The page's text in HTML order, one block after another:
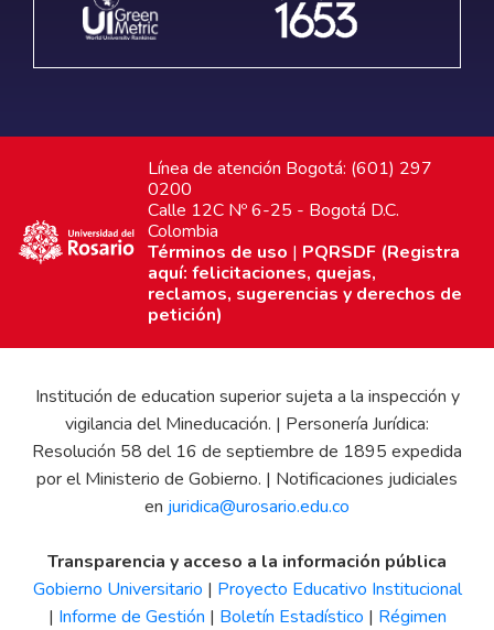
Línea de atención Bogotá: (601) 297
0200
Calle 12C Nº 6-25 - Bogotá D.C.
Colombia
Términos de uso | PQRSDF (Registra
aquí: felicitaciones, quejas,
reclamos, sugerencias y derechos de
petición)
Institución de education superior sujeta a la inspección y
vigilancia del Mineducación. | Personería Jurídica:
Resolución 58 del 16 de septiembre de 1895 expedida
por el Ministerio de Gobierno. | Notificaciones judiciales
en juridica@urosario.edu.co
Transparencia y acceso a la información pública
Gobierno Universitario | Proyecto Educativo Institucional
| Informe de Gestión | Boletín Estadístico | Régimen